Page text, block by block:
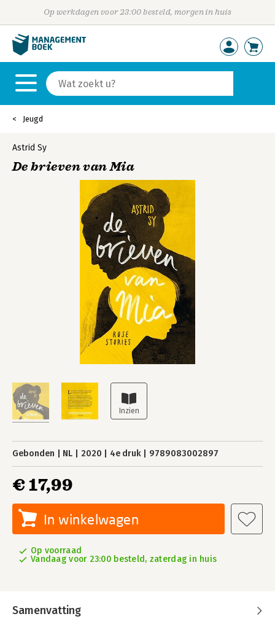
Op werkdagen voor 23:00 besteld, morgen in huis
Jeugd
Astrid Sy
De brieven van Mia
Gebonden NL 2020 4e druk 9789083002897
€ 17,99
In winkelwagen
Op voorraad
Vandaag voor 23:00 besteld, zaterdag in huis
Samenvatting